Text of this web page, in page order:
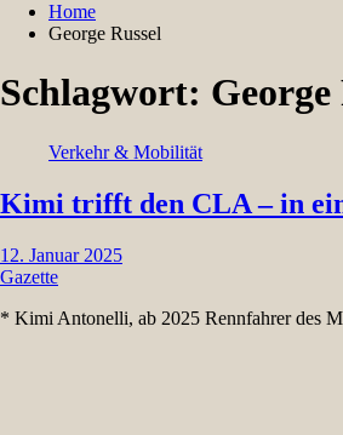
Home
George Russel
Schlagwort: George
Verkehr & Mobilität
Kimi trifft den CLA – in
12. Januar 2025
Gazette
* Kimi Antonelli, ab 2025 Rennfahrer des